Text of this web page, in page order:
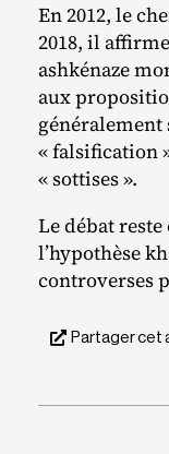
En 2012, le
2018, il
ashkénaze
aux
généralement
« falsification
« sottises ».
Le débat
l’hypothèse
controverses
Partager cet